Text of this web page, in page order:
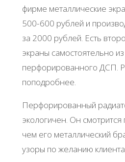
фирме металлические
500-600 рублей и
за 2000 рублей. Есть
экраны самостоятельно из
перфорированного ДСП.
поподробнее.
Перфорированный
экологичен. Он
чем его металлический
узоры по желанию